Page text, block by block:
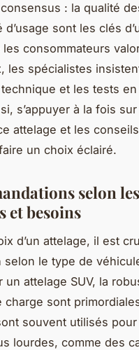
: la qualité
d’usage sont les clés
les consommateurs
les spécialistes
et les tests
s’appuyer à la fois
attelage et les
un choix éclairé.
selon
et besoins
d’un attelage, il est
selon le type de
un attelage SUV, la
charge sont
souvent utilisés
lourdes, comme des